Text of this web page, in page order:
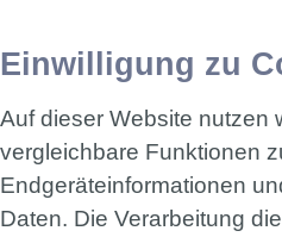
Einwilligung zu
Auf dieser Website nutzen
vergleichbare Funktionen
Endgeräteinformationen
Daten. Die Verarbeitung